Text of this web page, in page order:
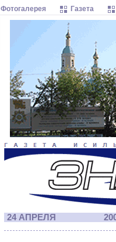
Фотогалерея Газета
24 АПРЕЛЯ